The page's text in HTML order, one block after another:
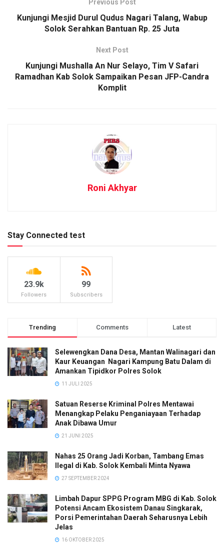
Previous Post
Kunjungi Mesjid Durul Qudus Nagari Talang, Wabup
Solok Serahkan Bantuan Rp. 25 Juta
Next Post
Kunjungi Mushalla An Nur Selayo, Tim V Safari
Ramadhan Kab Solok Sampaikan Pesan JFP-Candra
Komplit
Roni Akhyar
Stay Connected test
23.9k
Followers
99
Subscribers
Trending Comments Latest
Selewengkan Dana Desa, Mantan Walinagari dan
Kaur Keuangan Nagari Kampung Batu Dalam di
Amankan Tipidkor Polres Solok
11 JULI 2025
Satuan Reserse Kriminal Polres Mentawai
Menangkap Pelaku Penganiayaan Terhadap
Anak Dibawa Umur
21 JUNI 2025
Nahas 25 Orang Jadi Korban, Tambang Emas
Ilegal di Kab. Solok Kembali Minta Nyawa
27 SEPTEMBER 2024
Limbah Dapur SPPG Program MBG di Kab. Solok
Potensi Ancam Ekosistem Danau Singkarak,
Porsi Pemerintahan Daerah Seharusnya Lebih
Jelas
16 OKTOBER 2025